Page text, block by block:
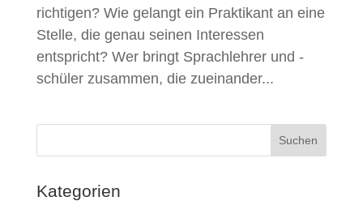
richtigen? Wie gelangt ein Praktikant an eine
Stelle, die genau seinen Interessen
entspricht? Wer bringt Sprachlehrer und -
schüler zusammen, die zueinander...
Kategorien